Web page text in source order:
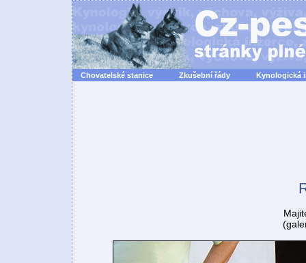
Chovatelské stanice Zkušební řády Kynologická